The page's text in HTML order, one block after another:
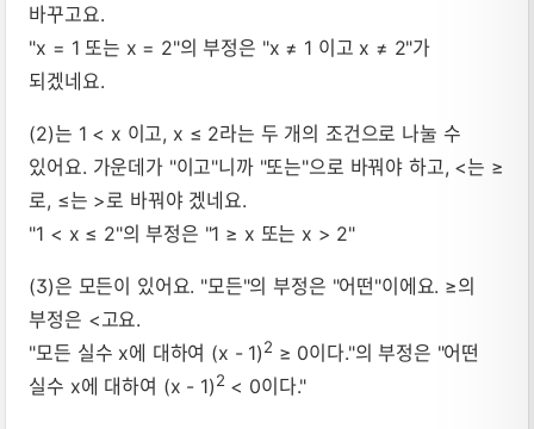
바꾸고요.
"x = 1 또는 x = 2"의 부정은 "x ≠ 1 이고 x ≠ 2"가
되겠네요.
(2)는 1 < x 이고, x ≤ 2라는 두 개의 조건으로 나눌 수
있어요. 가운데가 "이고"니까 "또는"으로 바꿔야 하고, <는 ≥
로, ≤는 >로 바꿔야 겠네요.
"1 < x ≤ 2"의 부정은 "1 ≥ x 또는 x > 2"
(3)은 모든이 있어요. "모든"의 부정은 "어떤"이에요. ≥의
부정은 <고요.
"모든 실수 x에 대하여 (x - 1)2 ≥ 0이다."의 부정은 "어떤
실수 x에 대하여 (x - 1)2 < 0이다."